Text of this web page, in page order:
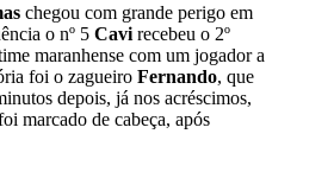
chegou com grande perigo em
o nº 5 Cavi recebeu o 2º
maranhense com um jogador a
foi o zagueiro Fernando, que
depois, já nos acréscimos,
marcado de cabeça, após